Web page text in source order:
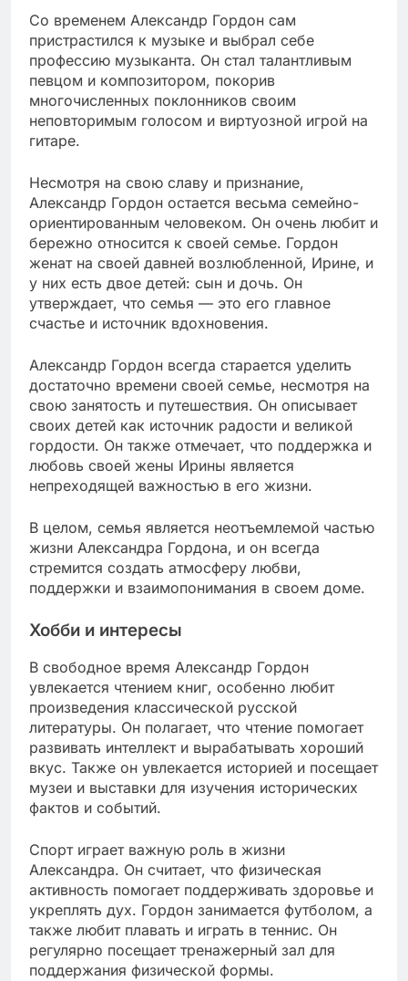
Со временем Александр Гордон сам
пристрастился к музыке и выбрал себе
профессию музыканта. Он стал талантливым
певцом и композитором, покорив
многочисленных поклонников своим
неповторимым голосом и виртуозной игрой на
гитаре.
Несмотря на свою славу и признание,
Александр Гордон остается весьма семейно-
ориентированным человеком. Он очень любит и
бережно относится к своей семье. Гордон
женат на своей давней возлюбленной, Ирине, и
у них есть двое детей: сын и дочь. Он
утверждает, что семья — это его главное
счастье и источник вдохновения.
Александр Гордон всегда старается уделить
достаточно времени своей семье, несмотря на
свою занятость и путешествия. Он описывает
своих детей как источник радости и великой
гордости. Он также отмечает, что поддержка и
любовь своей жены Ирины является
непреходящей важностью в его жизни.
В целом, семья является неотъемлемой частью
жизни Александра Гордона, и он всегда
стремится создать атмосферу любви,
поддержки и взаимопонимания в своем доме.
Хобби и интересы
В свободное время Александр Гордон
увлекается чтением книг, особенно любит
произведения классической русской
литературы. Он полагает, что чтение помогает
развивать интеллект и вырабатывать хороший
вкус. Также он увлекается историей и посещает
музеи и выставки для изучения исторических
фактов и событий.
Спорт играет важную роль в жизни
Александра. Он считает, что физическая
активность помогает поддерживать здоровье и
укреплять дух. Гордон занимается футболом, а
также любит плавать и играть в теннис. Он
регулярно посещает тренажерный зал для
поддержания физической формы.